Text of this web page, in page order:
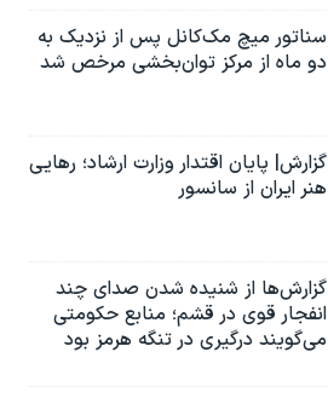
سناتور میچ مک‌کانل پس از نزدیک به
دو ماه از مرکز توان‌بخشی مرخص شد
گزارش| پایان اقتدار وزارت ارشاد؛ رهایی
هنر ایران از سانسور
گزارش‌ها از شنیده شدن صدای چند
انفجار قوی در قشم؛ منابع حکومتی
می‌گویند درگیری در تنگه هرمز بود